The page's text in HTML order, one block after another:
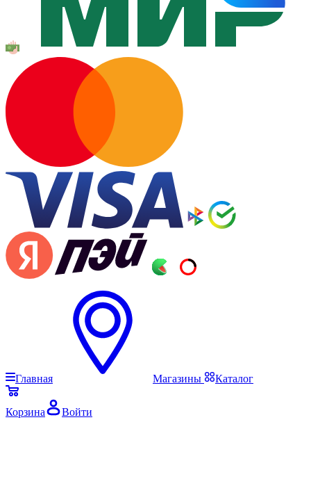
Главная Магазины Каталог
Корзина Войти